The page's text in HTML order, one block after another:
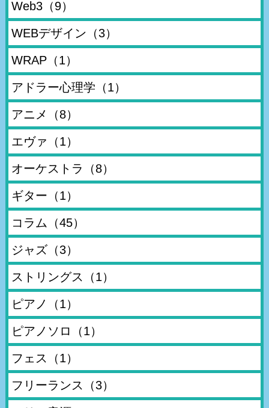
Web3（9）
WEBデザイン （3）
WRAP（1）
アドラー心理学 （1）
アニメ （8）
エヴァ （1）
オーケストラ （8）
ギター （1）
コラム （45）
ジャズ（3）
ストリングス （1）
ピアノ （1）
ピアノソロ （1）
フェス （1）
フリーランス （3）